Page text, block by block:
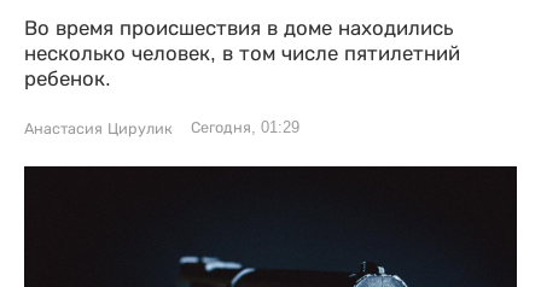
Во время происшествия в доме находились
несколько человек, в том числе пятилетний
ребенок.
Анастасия Цирулик Сегодня, 01:29